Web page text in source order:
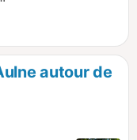
autour de